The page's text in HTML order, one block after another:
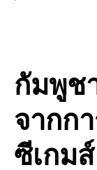
กัมพูช
จากก
ซีเกม